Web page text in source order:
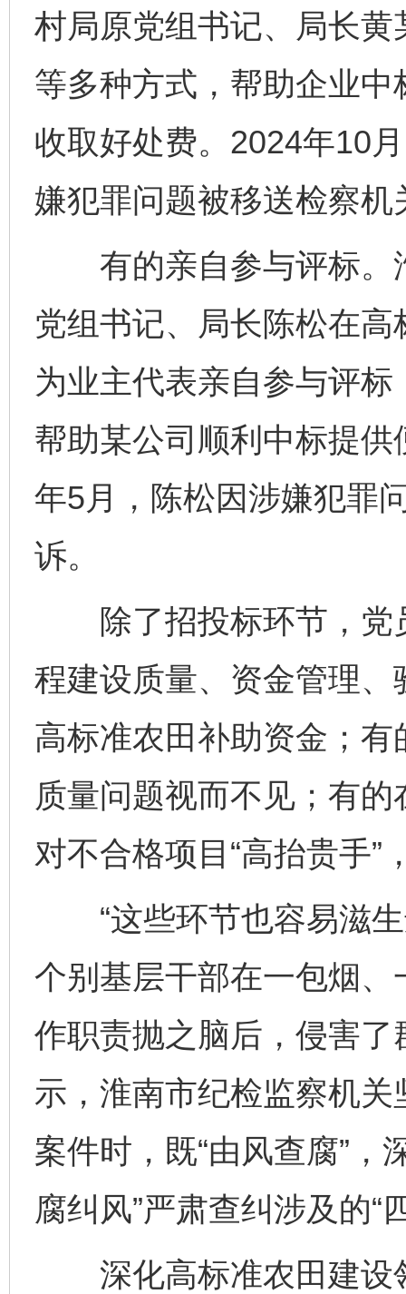
村局原党组书记、局长
等多种方式，帮助企业
收取好处费。2024年10
嫌犯罪问题被移送检察
有的亲自参与评标。
党组书记、局长陈松在
为业主代表亲自参与评
帮助某公司顺利中标提
年5月，陈松因涉嫌犯罪
诉。
除了招投标环节，党
程建设质量、资金管理
高标准农田补助资金；有
质量问题视而不见；有
对不合格项目“高抬贵手
“这些环节也容易滋生
个别基层干部在一包烟
作职责抛之脑后，侵害了
示，淮南市纪检监察机
案件时，既“由风查腐”，
腐纠风”严肃查纠涉及的“
深化高标准农田建设